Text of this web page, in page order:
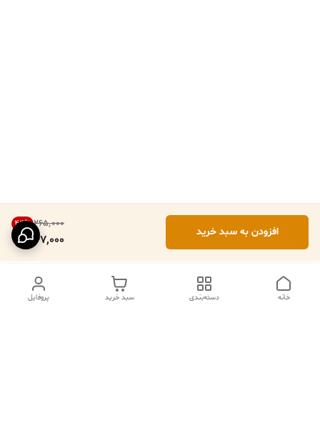
۲۶۵٬۰۰۰ 44%
147,000
افزودن به سبد خرید
پروفایل سبد خرید دسته‌بندی خانه